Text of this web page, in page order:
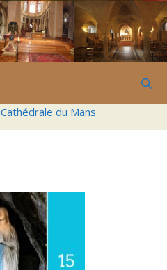
Cathédrale du Mans